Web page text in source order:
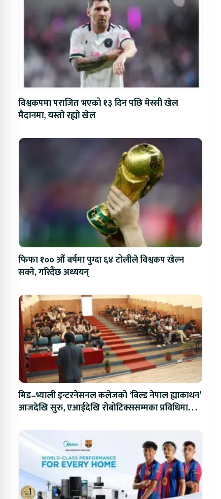
विश्वकपमा पराजित भएको १३ दिन पछि मेस्सी खेल
मैदानमा, यस्तो रह्यो खेल
फिफा १०० औं बर्षमा पुग्दा ६४ टोलीले विश्वकप खेल्न
सक्ने, गरिदैँछ अध्ययन्
मिड–भ्याली इन्टरनेसनल कलेजको ‘बिल्ड नेपाल ह्याकाथन’
आजदेखि सुरु, एआईदेखि रोबोटिक्ससम्मका प्रविधिमा